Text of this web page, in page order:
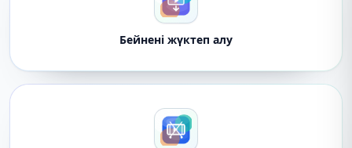
Бейнені жүктеп алу